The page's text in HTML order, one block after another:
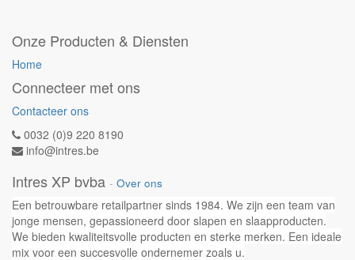
Onze Producten & Diensten
Home
Connecteer met ons
Contacteer ons
0032 (0)9 220 8190
info@intres.be
Intres XP bvba - Over ons
Een betrouwbare retailpartner sinds 1984. We zijn een team van
jonge mensen, gepassioneerd door slapen en slaapproducten.
We bieden kwaliteitsvolle producten en sterke merken. Een ideale
mix voor een succesvolle ondernemer zoals u.